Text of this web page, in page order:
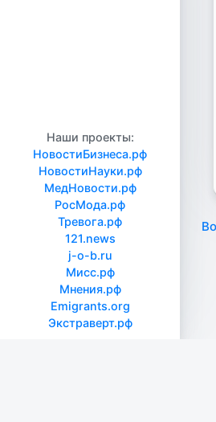
Наши проекты:
НовостиБизнеса.рф
НовостиНауки.рф
МедНовости.рф
РосМода.рф
Тревога.рф
121.news
j-o-b.ru
Мисс.рф
Мнения.рф
Emigrants.org
Экстраверт.рф